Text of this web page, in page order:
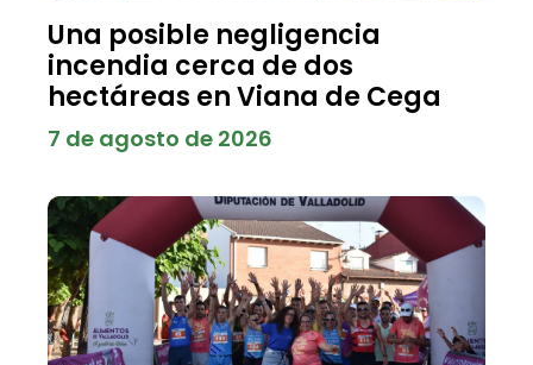
Una posible negligencia
incendia cerca de dos
hectáreas en Viana de Cega
7 de agosto de 2026